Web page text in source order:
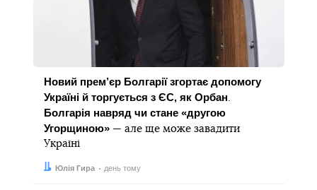
Новий прем’єр Болгарії згортає допомогу
Україні й торгується з ЄС, як Орбан
Болгарія навряд чи стане «другою
Угорщиною» — але ще може завадити
Україні
Автор:
Юлія Гира
Дата: день тому